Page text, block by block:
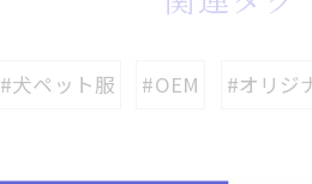
#犬ペット服 #OEM #オリジ